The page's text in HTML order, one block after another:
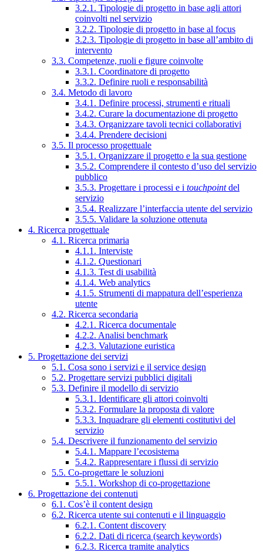
3.2.1. Tipologie di progetto in base agli attori
coinvolti nel servizio
3.2.2. Tipologie di progetto in base al focus
3.2.3. Tipologie di progetto in base all’ambito di
intervento
3.3. Competenze, ruoli e figure coinvolte
3.3.1. Coordinatore di progetto
3.3.2. Definire ruoli e responsabilità
3.4. Metodo di lavoro
3.4.1. Definire processi, strumenti e rituali
3.4.2. Curare la documentazione di progetto
3.4.3. Organizzare tavoli tecnici collaborativi
3.4.4. Prendere decisioni
3.5. Il processo progettuale
3.5.1. Organizzare il progetto e la sua gestione
3.5.2. Comprendere il contesto d’uso del servizio
pubblico
3.5.3. Progettare i processi e i touchpointdel
servizio
3.5.4. Realizzare l’interfaccia utente del servizio
3.5.5. Validare la soluzione ottenuta
4. Ricerca progettuale
4.1. Ricerca primaria
4.1.1. Interviste
4.1.2. Questionari
4.1.3. Test di usabilità
4.1.4. Web analytics
4.1.5. Strumenti di mappatura dell’esperienza
utente
4.2. Ricerca secondaria
4.2.1. Ricerca documentale
4.2.2. Analisi benchmark
4.2.3. Valutazione euristica
5. Progettazione dei servizi
5.1. Cosa sono i servizi e il service design
5.2. Progettare servizi pubblici digitali
5.3. Definire il modello di servizio
5.3.1. Identificare gli attori coinvolti
5.3.2. Formulare la proposta di valore
5.3.3. Inquadrare gli elementi costitutivi del
servizio
5.4. Descrivere il funzionamento del servizio
5.4.1. Mappare l’ecosistema
5.4.2. Rappresentare i flussi di servizio
5.5. Co-progettare le soluzioni
5.5.1. Workshop di co-progettazione
6. Progettazione dei contenuti
6.1. Cos’è il content design
6.2. Ricerca utente sui contenuti e il linguaggio
6.2.1. Content discovery
6.2.2. Dati di ricerca (search keywords)
6.2.3. Ricerca tramite analytics